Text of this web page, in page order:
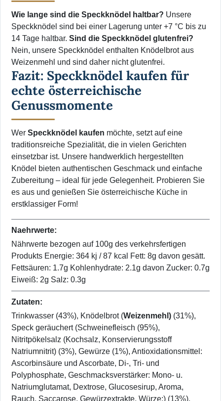
Wie lange sind die Speckknödel haltbar? Unsere
Speckknödel sind bei einer Lagerung unter +7 °C bis zu
14 Tage haltbar. Sind die Speckknödel glutenfrei?
Nein, unsere Speckknödel enthalten Knödelbrot aus
Weizenmehl und sind daher nicht glutenfrei.
Fazit: Speckknödel kaufen für
echte österreichische
Genussmomente
Wer Speckknödel kaufen möchte, setzt auf eine
traditionsreiche Spezialität, die in vielen Gerichten
einsetzbar ist. Unsere handwerklich hergestellten
Knödel bieten authentischen Geschmack und einfache
Zubereitung – ideal für jede Gelegenheit. Probieren Sie
es aus und genießen Sie österreichische Küche in
erstklassiger Form!
Naehrwerte:
Nährwerte bezogen auf 100g des verkehrsfertigen
Produkts Energie: 364 kj / 87 kcal Fett: 8g davon gesätt.
Fettsäuren: 1.7g Kohlenhydrate: 2.1g davon Zucker: 0.7g
Eiweiß: 2g Salz: 0.3g
Zutaten:
Trinkwasser (43%), Knödelbrot (Weizenmehl) (31%),
Speck geräuchert (Schweinefleisch (95%),
Nitritpökelsalz (Kochsalz, Konservierungsstoff
Natriumnitrit) (3%), Gewürze (1%), Antioxidationsmittel:
Ascorbinsäure und Ascorbate, Di-, Tri- und
Polyphosphate, Geschmacksverstärker: Mono- u.
Natriumglutamat, Dextrose, Glucosesirup, Aroma,
Rauch, Saccarose, Gewürzextrakte, Würze;) (13%),